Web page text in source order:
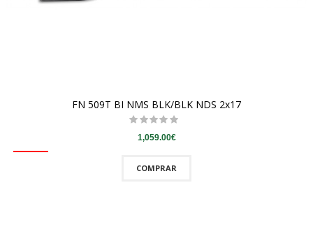
FN 509T BI NMS BLK/BLK NDS 2x17
1,059.00€
COMPRAR